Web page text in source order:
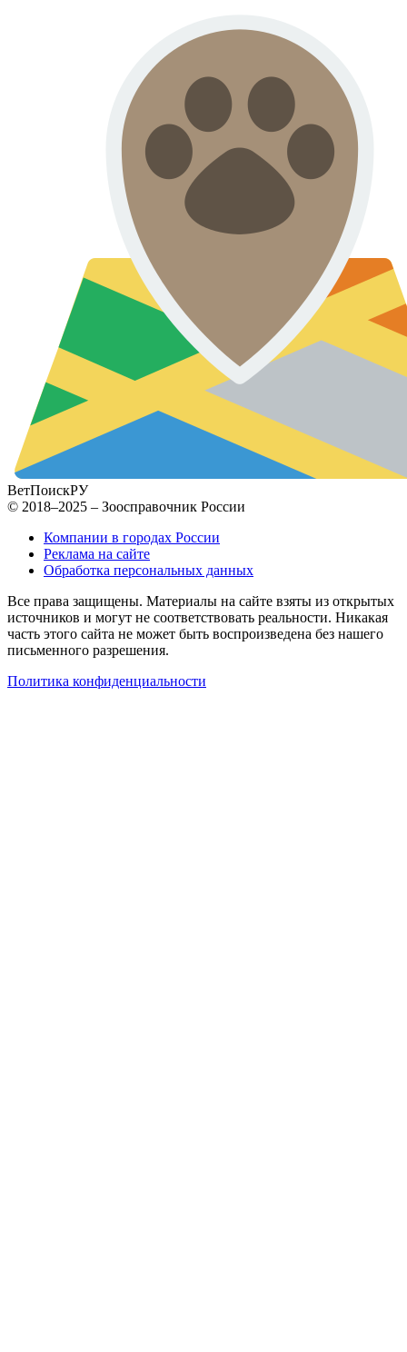
ВетПоискРУ
© 2018–2025 – Зоосправочник России
Компании в городах России
Реклама на сайте
Обработка персональных данных
Все права защищены. Материалы на сайте взяты из открытых
источников и могут не соответствовать реальности. Никакая
часть этого сайта не может быть воспроизведена без нашего
письменного разрешения.
Политика конфиденциальности